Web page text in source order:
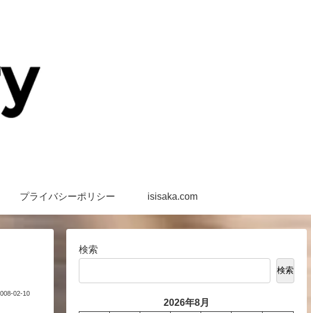
プライバシーポリシー isisaka.com
02-10
検索
検索
2026年8月